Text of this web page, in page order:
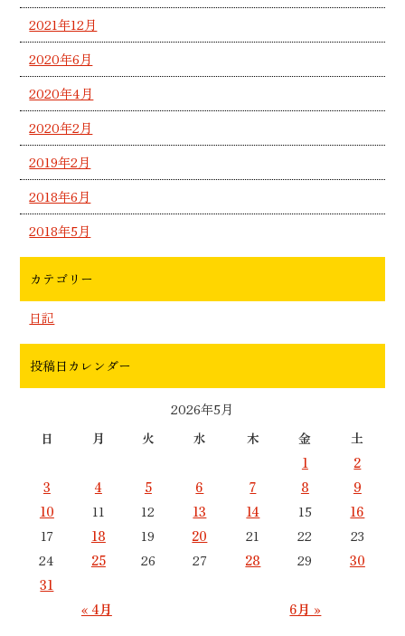
2021年12月
2020年6月
2020年4月
2020年2月
2019年2月
2018年6月
2018年5月
カテゴリー
日記
投稿日カレンダー
2026年5月
日
月 火 水 木 金 土
« 4月 6月 »
1
2
3
4 5 6 7 8
9
10
11 12 13 14 15
16
17
18 19 20 21 22
23
24
25 26 27 28 29
30
31